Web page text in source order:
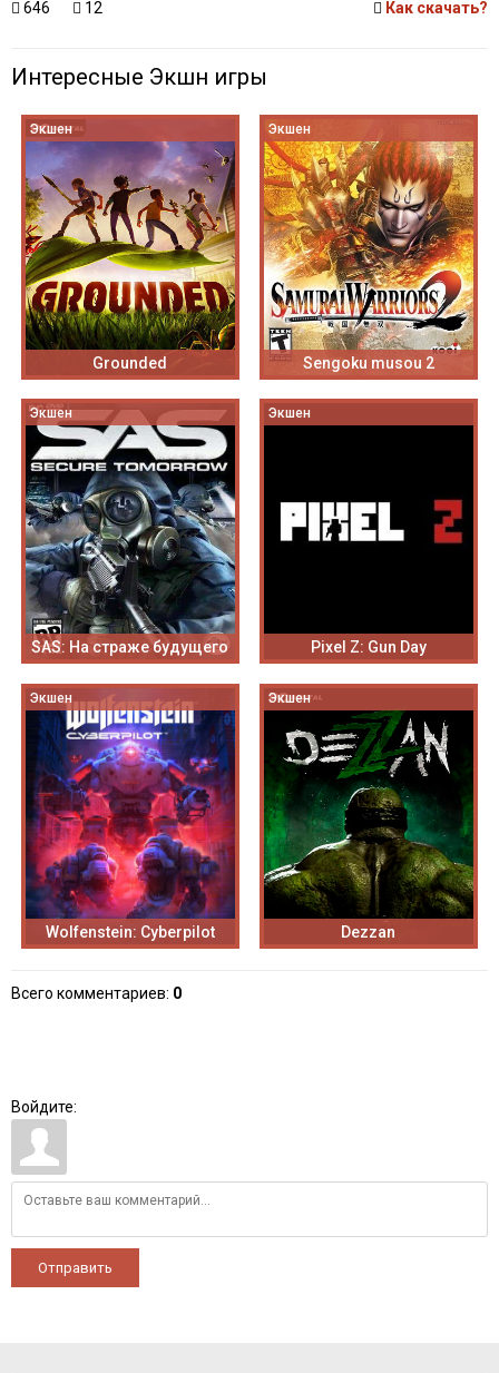
646 12 Как скачать?
Интересные Экшн игры
Экшен
Grounded
Экшен
Sengoku musou 2
Экшен
SAS: На страже будущего
Экшен
Pixel Z: Gun Day
Экшен
Wolfenstein: Cyberpilot
Экшен
Dezzan
Всего комментариев: 0
Войдите:
Отправить